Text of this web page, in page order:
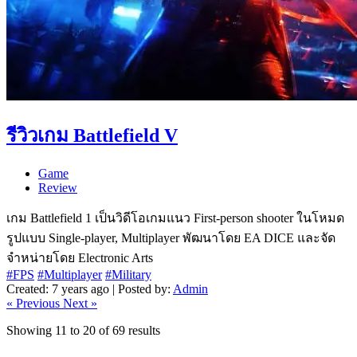
รีวิวเกม Battlefield V
Game
Review
เกม Battlefield 1 เป็นวิดีโอเกมแนว First-person shooter ในโหมด
รูปแบบ Single-player, Multiplayer พัฒนาโดย EA DICE และจัด
จำหน่ายโดย Electronic Arts
#FPS #Multiplayer #Military
Created: 7 years ago | Posted by: Admin
« Previous Next »
Showing 11 to 20 of69 results